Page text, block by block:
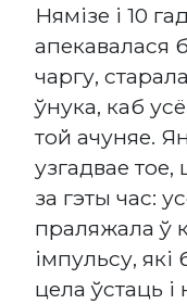
Нямізе і 10
апекавалася
чаргу,
ўнука, каб
той ачуняе.
узгадвае
за гэты час:
праляжала ў
імпульсу,
цела ўстаць і